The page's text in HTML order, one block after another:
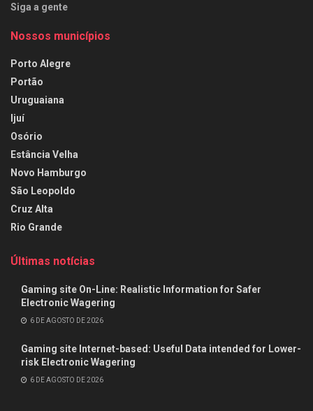
Siga a gente
Nossos municípios
Porto Alegre
Portão
Uruguaiana
Ijuí
Osório
Estância Velha
Novo Hamburgo
São Leopoldo
Cruz Alta
Rio Grande
Últimas notícias
Gaming site On-Line: Realistic Information for Safer
Electronic Wagering
6 DE AGOSTO DE 2026
Gaming site Internet-based: Useful Data intended for Lower-
risk Electronic Wagering
6 DE AGOSTO DE 2026